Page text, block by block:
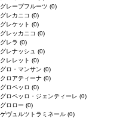
グレープフルーツ (0)
グレカニコ (0)
グレケット (0)
グレッカニコ (0)
グレラ (0)
グレナッシュ (0)
クレレット (0)
グロ・マンサン (0)
クロアティーナ (0)
グロペッロ (0)
グロペッロ・ジェンティーレ (0)
グロロー (0)
ゲヴュルツトラミネール (0)